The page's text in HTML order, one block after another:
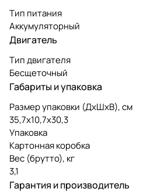
Тип питания
Аккумуляторный
Двигатель
Тип двигателя
Бесщеточный
Габариты и упаковка
Размер упаковки (ДxШxВ), см
35,7x10,7x30,3
Упаковка
Картонная коробка
Вес (брутто), кг
3,1
Гарантия и производитель